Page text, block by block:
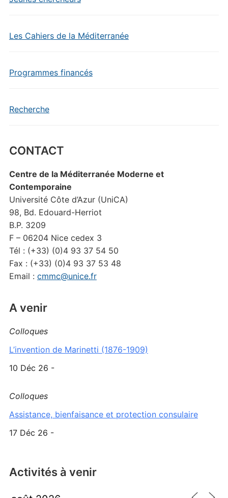
Les Cahiers de la Méditerranée
Programmes financés
Recherche
CONTACT
Centre de la Méditerranée Moderne et
Contemporaine
Université Côte d’Azur (UniCA)
98, Bd. Edouard-Herriot
B.P. 3209
F – 06204 Nice cedex 3
Tél : (+33) (0)4 93 37 54 50
Fax : (+33) (0)4 93 37 53 48
Email : cmmc@unice.fr
A venir
Colloques
L’invention de Marinetti (1876-1909)
10 Déc 26 -
Colloques
Assistance, bienfaisance et protection consulaire
17 Déc 26 -
Activités à venir